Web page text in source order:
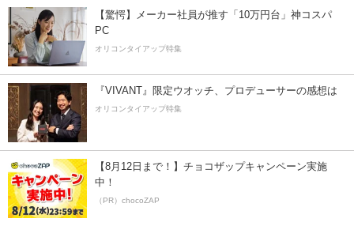
【驚愕】メーカー社員が推す「10万円台」神コスパ
PC
オリコンタイアップ特集
『VIVANT』限定ウオッチ、プロデューサーの感想は
オリコンタイアップ特集
【8月12日まで！】チョコザップキャンペーン実施
中！
（PR）chocoZAP